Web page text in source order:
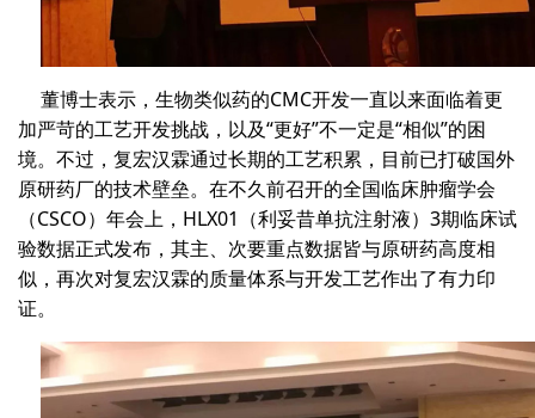
董博士表示，生物类似药的CMC开发一直以来面临着更
加严苛的工艺开发挑战，以及“更好”不一定是“相似”的困
境。不过，复宏汉霖通过长期的工艺积累，目前已打破国外
原研药厂的技术壁垒。在不久前召开的全国临床肿瘤学会
（CSCO）年会上，HLX01（利妥昔单抗注射液）3期临床试
验数据正式发布，其主、次要重点数据皆与原研药高度相
似，再次对复宏汉霖的质量体系与开发工艺作出了有力印
证。